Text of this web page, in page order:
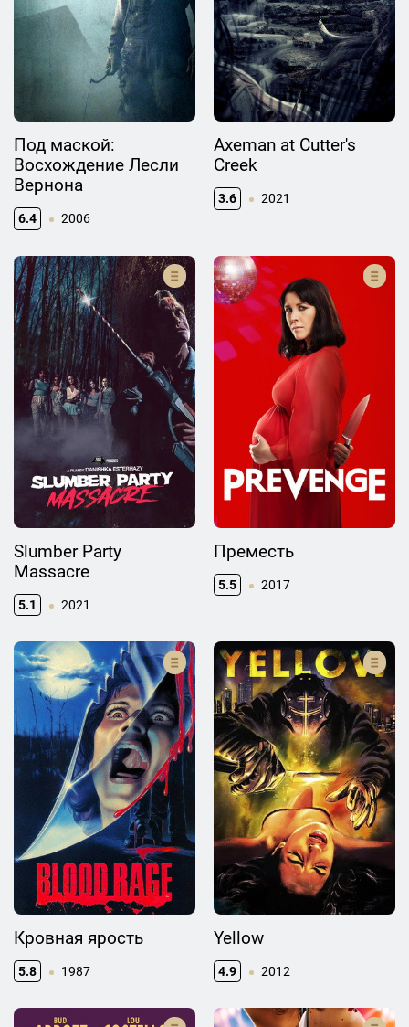
Под маской:
Восхождение Лесли
Вернона
6.4 2006
Axeman at Cutter's
Creek
3.6 2021
Slumber Party
Massacre
5.1 2021
Преместь
5.5 2017
Кровная ярость
5.8 1987
Yellow
4.9 2012